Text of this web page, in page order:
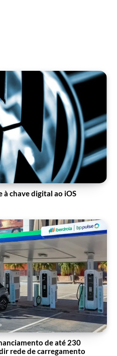
chave digital ao iOS
de até 230
rede de carregamento